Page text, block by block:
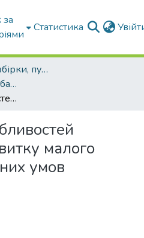
Статистика
Конференції, збірки, публікації молодих вчених і здобувачів : магістрів, бакалаврів, аспірантів.
Публікації здобувачів (бакалаврів. магістрів, аспірантів)
Визначення особливостей планування розвитку малого бізнесу за сучасних умов
малого
умов